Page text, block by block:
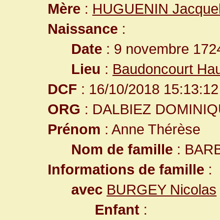
Mère : HUGUENIN
Naissance :
Date : 9 novembre
Lieu : Baudoncourt
DCF : 16/10/2018 15:13:12
ORG : DALBIEZ
Prénom : Anne Thérèse
Nom de famille :
Informations de famille :
avec BURGEY Nicolas
Enfant :